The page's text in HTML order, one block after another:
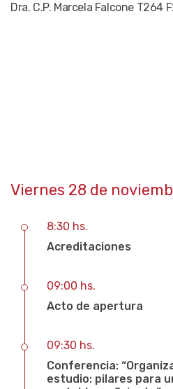
Dra. C.P. Marcela Falcone T264
Viernes 28 de
8:30 hs.
Acreditaciones
09:00 hs.
Acto de apertura
09:30 hs.
Conferencia:
estudio: pilares para